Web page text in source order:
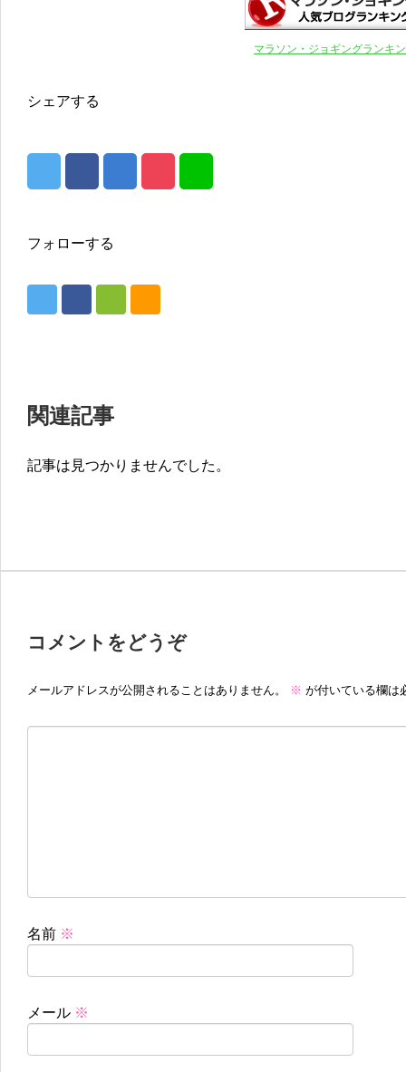
マラソン・ジョギングランキ
シェアする
フォローする
関連記事
記事は見つかりませんでした。
コメントをどうぞ
メールアドレスが公開されることはありません。 ※ が付いている欄は
名前 ※
メール ※